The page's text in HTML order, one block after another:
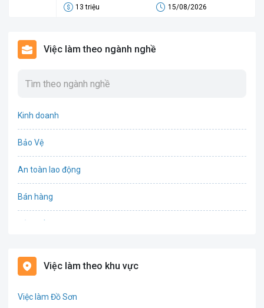
13 triệu
15/08/2026
Việc làm theo ngành nghề
Kinh doanh
Bảo Vệ
An toàn lao động
Bán hàng
Biên phiên dịch
Việc làm theo khu vực
Việc làm Đồ Sơn